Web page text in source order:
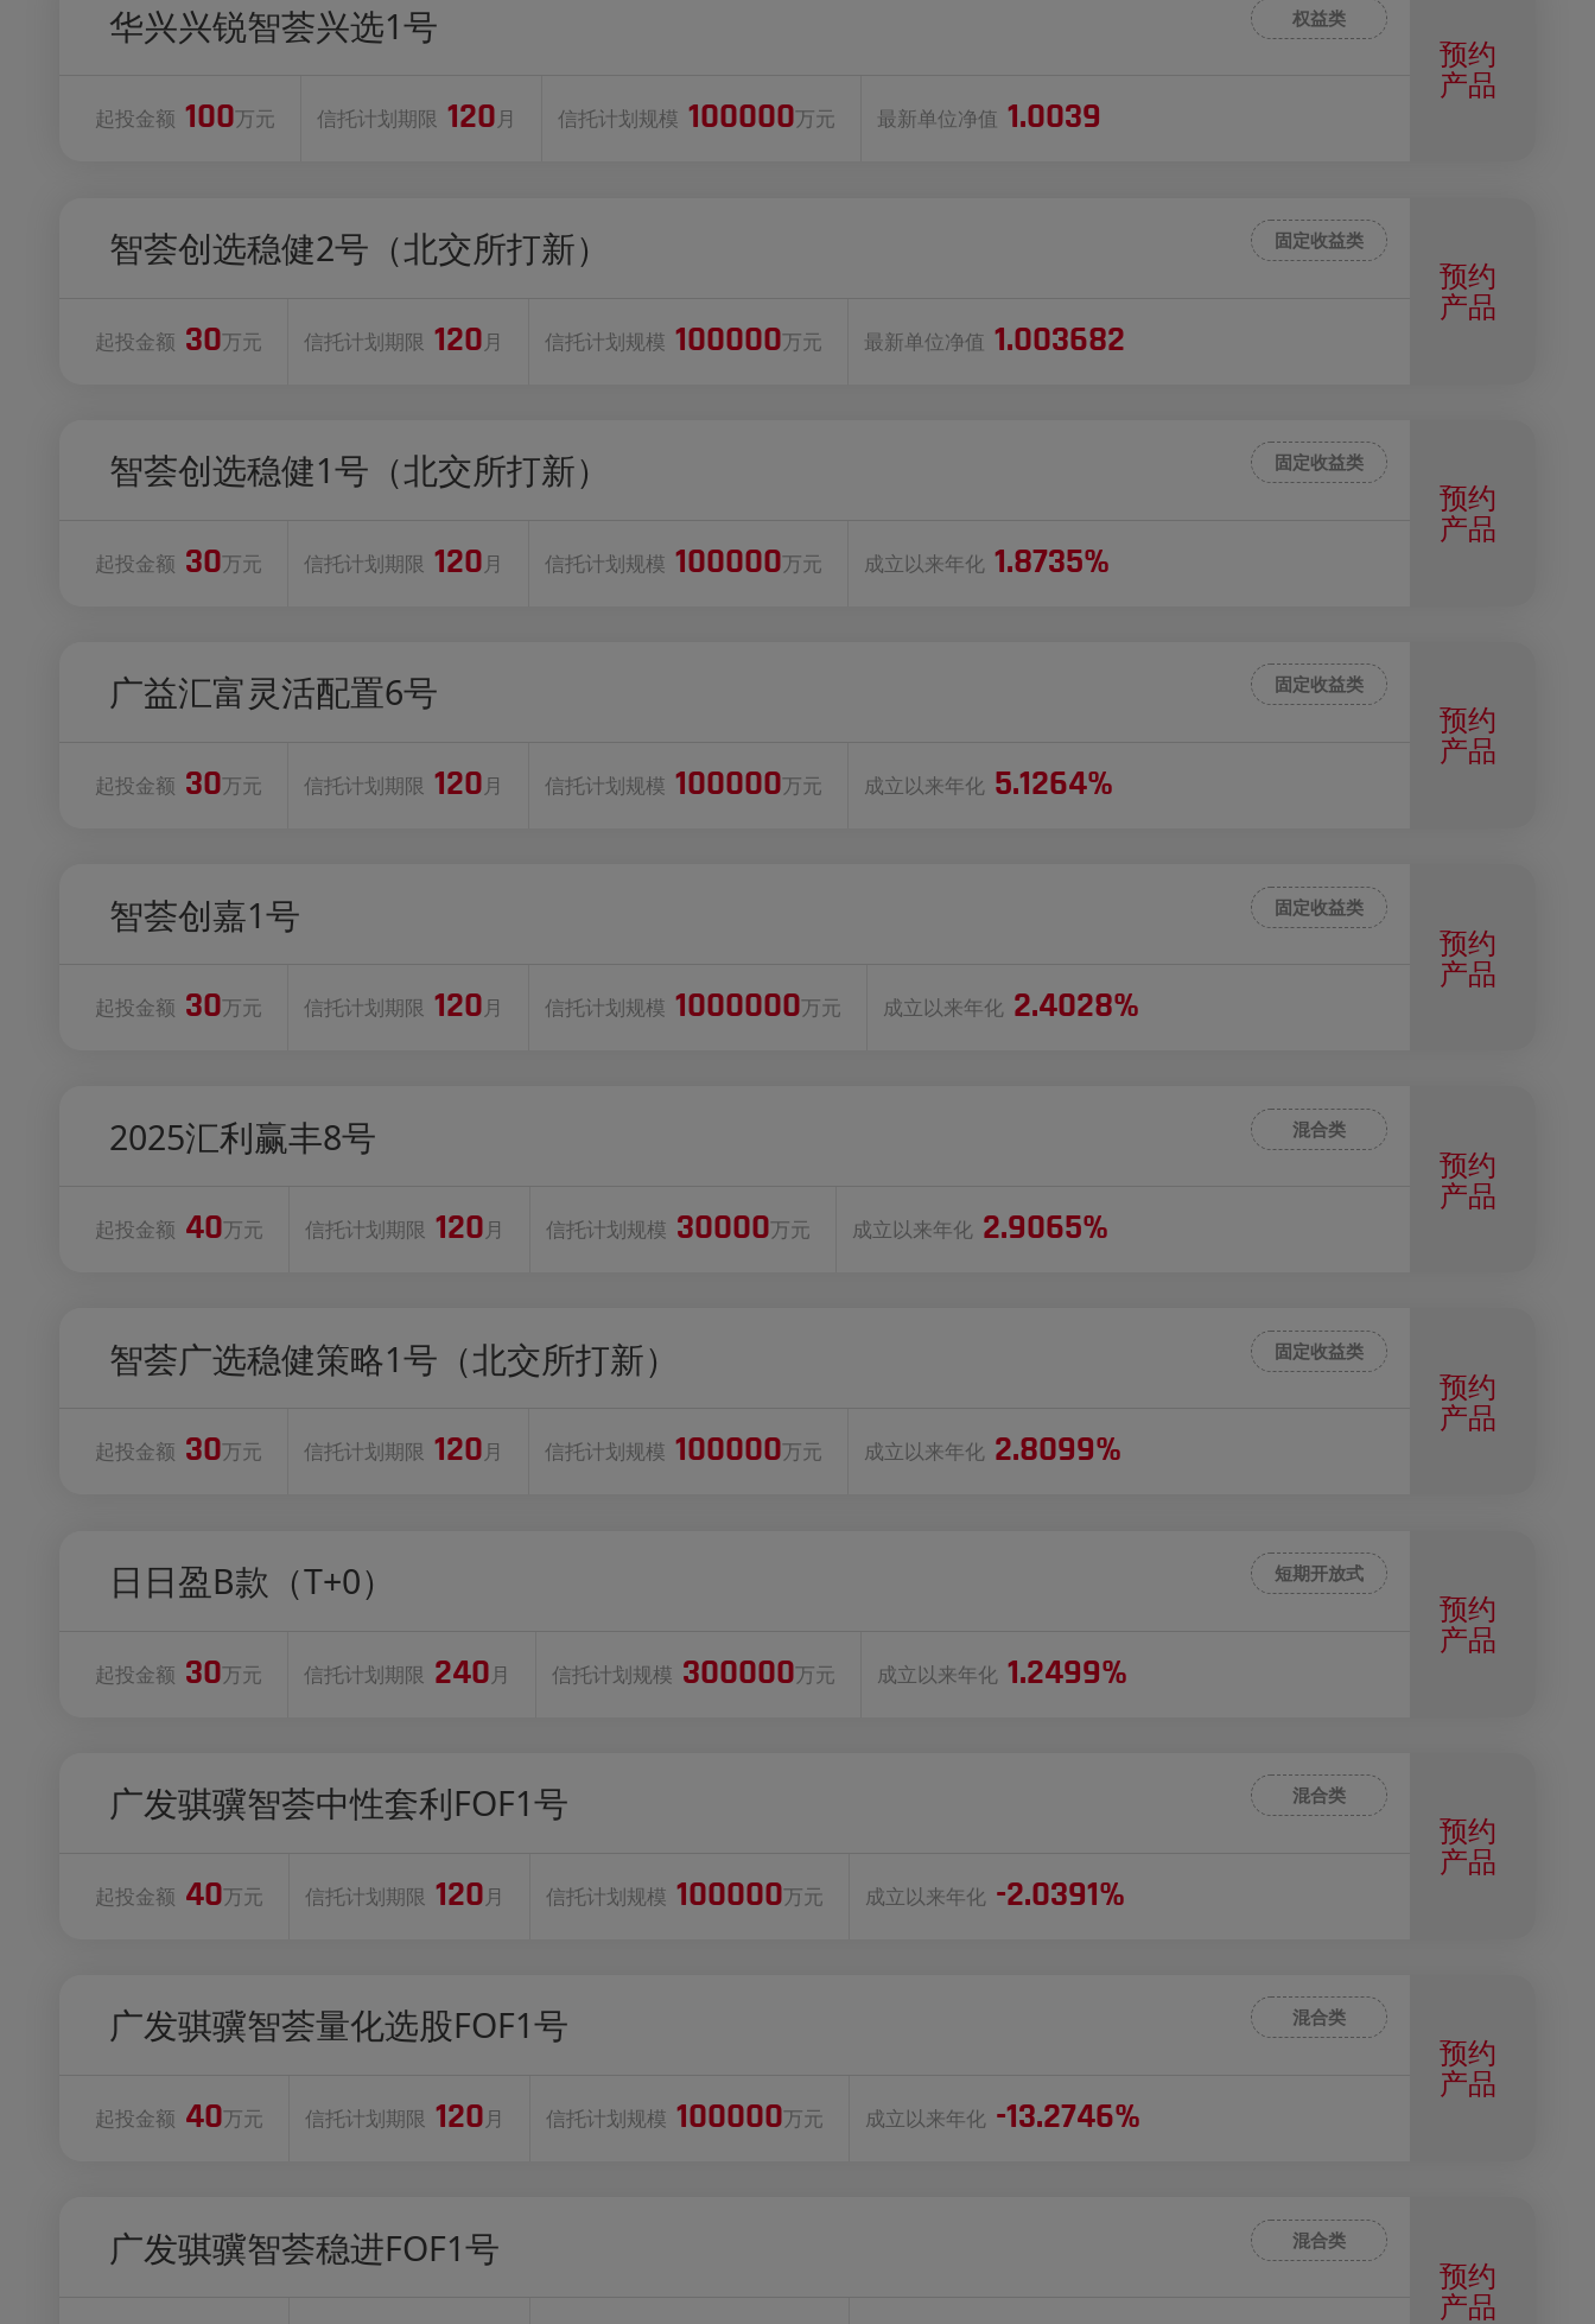
华兴兴锐智荟兴选1号 权益类
起投金额 100万元 信托计划期限 120月 信托计划规模 100000万元 最新单位净值 1.0039
预约
产品
智荟创选稳健2号（北交所打新） 固定收益类
起投金额 30万元 信托计划期限 120 月 信托计划规模 100000万元 最新单位净值 1.003682
预约
产品
智荟创选稳健1号（北交所打新） 固定收益类
起投金额 30万元 信托计划期限 120月 信托计划规模 100000万元 成立以来年化 1.8735%
预约
产品
广益汇富灵活配置6号 固定收益类
起投金额 30万元 信托计划期限 120月 信托计划规模 100000万元 成立以来年化 5.1264%
预约
产品
智荟创嘉1号 固定收益类
起投金额 30万元 信托计划期限 120月 信托计划规模 1000000万元 成立以来年化 2.4028%
预约
产品
2025汇利赢丰8号 混合类
起投金额 40万元 信托计划期限 120月 信托计划规模 30000万元 成立以来年化 2.9065%
预约
产品
智荟广选稳健策略1号（北交所打新） 固定收益类
起投金额 30万元 信托计划期限 120月 信托计划规模 100000万元 成立以来年化 2.8099%
预约
产品
日日盈B款（T+0） 短期开放式
起投金额 30万元 信托计划期限 240 月 信托计划规模 300000万元 成立以来年化 1.2499%
预约
产品
广发骐骥智荟中性套利FOF1号 混合类
起投金额 40万元 信托计划期限 120月 信托计划规模 100000万元 成立以来年化 -2.0391%
预约
产品
广发骐骥智荟量化选股FOF1号 混合类
起投金额 40万元 信托计划期限 120月 信托计划规模 100000万元 成立以来年化 -13.2746%
预约
产品
广发骐骥智荟稳进FOF1号 混合类
预约
产品